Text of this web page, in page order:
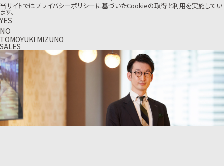
当サイトではプライバシーポリシーに基づいたCookieの取得と利用を実施してい
ます。
YES
NO
TOMOYUKI MIZUNO
SALES